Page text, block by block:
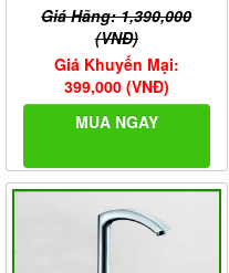
Giá Hãng: 1,390,000
(VNĐ)
Giá Khuyến Mại:
399,000 (VNĐ)
MUA NGAY